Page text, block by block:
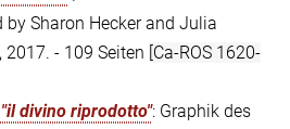
by Sharon Hecker and Julia
2017. - 109 Seiten [Ca-ROS 1620-
divino riprodotto": Graphik des